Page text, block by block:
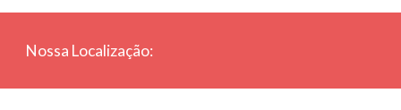
Nossa Localização: